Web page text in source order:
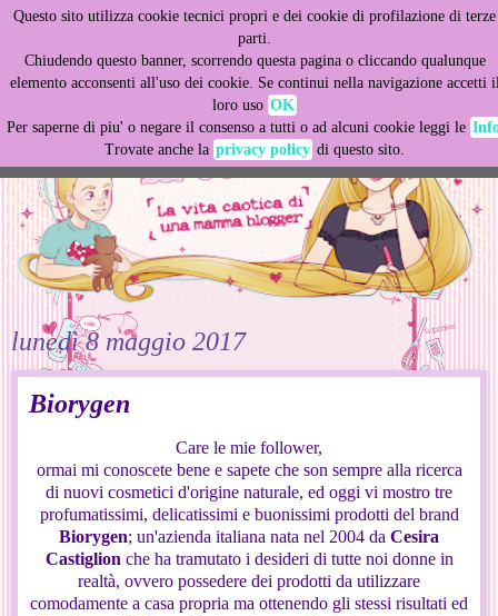
Questo sito utilizza cookie tecnici propri e dei cookie di profilazione di terze
parti.
Chiudendo questo banner, scorrendo questa pagina o cliccando qualunque
elemento acconsenti all'uso dei cookie. Se continui nella navigazione accetti
loro uso OK
Per saperne di piu' o negare il consenso a tutti o ad alcuni cookie leggi le
Trovate anche la privacy policy di questo sito.
lunedì 8 maggio 2017
Biorygen
Care le mie follower,
ormai mi conoscete bene e sapete che son sempre alla ricerca
di nuovi cosmetici d'origine naturale, ed oggi vi mostro tre
profumatissimi, delicatissimi e buonissimi prodotti del brand
Biorygen; un'azienda italiana nata nel 2004 da Cesira
Castiglion che ha tramutato i desideri di tutte noi donne in
realtà, ovvero possedere dei prodotti da utilizzare
comodamente a casa propria ma ottenendo gli stessi risultati ed
This site uses cookies from Google to deliver its services
and to analyze traffic. Your IP address and user-agent are
shared with Google along with performance and security
metrics to ensure quality of service, generate usage
statistics, and to detect and address abuse.
LEARN MORE GOT IT